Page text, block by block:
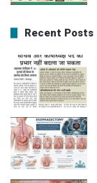
Recent Posts